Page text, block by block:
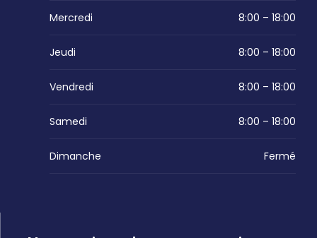
Mercredi 8:00 – 18:00
Jeudi 8:00 – 18:00
Vendredi 8:00 – 18:00
Samedi 8:00 – 18:00
Dimanche Fermé